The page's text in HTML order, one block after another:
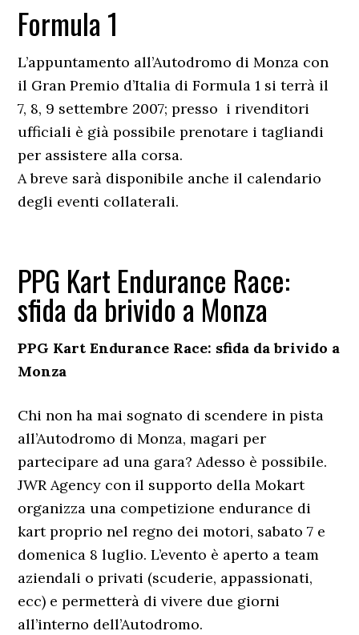
Formula 1
L’appuntamento all’Autodromo di Monza con
il Gran Premio d’Italia di Formula 1 si terrà il
7, 8, 9 settembre 2007; presso i rivenditori
ufficiali è già possibile prenotare i tagliandi
per assistere alla corsa.
A breve sarà disponibile anche il calendario
degli eventi collaterali.
PPG Kart Endurance Race:
sfida da brivido a Monza
PPG Kart Endurance Race: sfida da brivido a
Monza
Chi non ha mai sognato di scendere in pista
all’Autodromo di Monza, magari per
partecipare ad una gara? Adesso è possibile.
JWR Agency con il supporto della Mokart
organizza una competizione endurance di
kart proprio nel regno dei motori, sabato 7 e
domenica 8 luglio. L’evento è aperto a team
aziendali o privati (scuderie, appassionati,
ecc) e permetterà di vivere due giorni
all’interno dell’Autodromo.